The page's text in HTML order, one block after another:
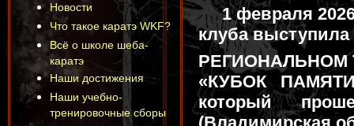
1 февраля
клуба выступила
РЕГИОНАЛЬНОМ
«КУБОК
который
Новости
Что такое каратэ WKF?
Всё о школе шеба-
каратэ
Наши достижения
Наши учебно-
тренировочные сборы